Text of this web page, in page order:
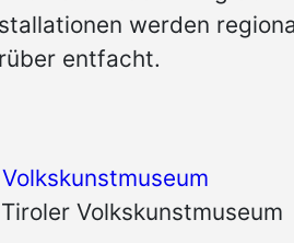
werden
entfacht.
Tiroler Volkskunstmuseum